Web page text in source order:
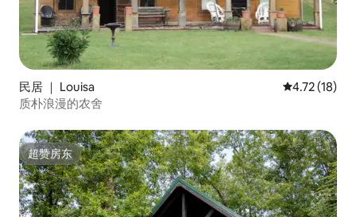
民居 ｜ Louisa 平均评分
4.72 (18)
质朴浪漫的农舍
超赞房东
超赞房东